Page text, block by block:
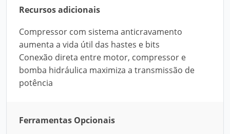
Recursos adicionais
Compressor com sistema anticravamento
aumenta a vida útil das hastes e bits
Conexão direta entre motor, compressor e
bomba hidráulica maximiza a transmissão de
potência
Ferramentas Opcionais